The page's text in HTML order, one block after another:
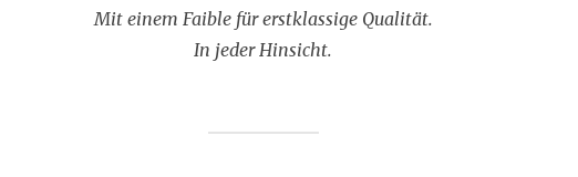
Mit einem Faible für erstklassige Qualität.
In jeder Hinsicht.